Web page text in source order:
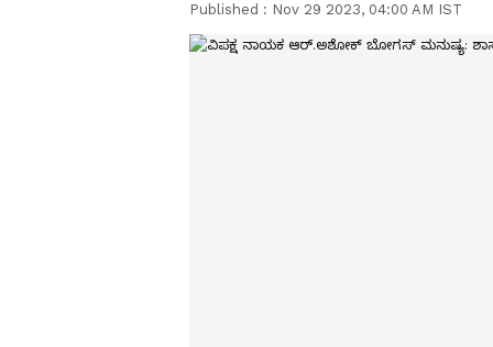
Published : Nov 29 2023, 04:00 AM IST